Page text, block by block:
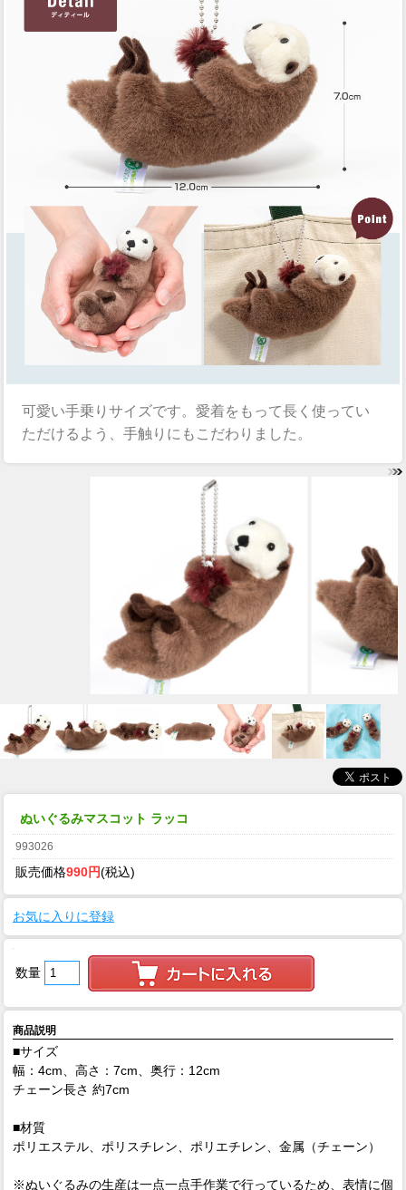
可愛い手乗りサイズです。愛着をもって長く使ってい
ただけるよう、手触りにもこだわりました。
ぬいぐるみマスコット ラッコ
993026
販売価格990円(税込)
お気に入りに登録
数量
商品説明
■サイズ
幅：4cm、高さ：7cm、奥行：12cm
チェーン長さ 約7cm
■材質
ポリエステル、ポリスチレン、ポリエチレン、金属（チェーン）
※ぬいぐるみの生産は一点一点手作業で行っているため、表情に個